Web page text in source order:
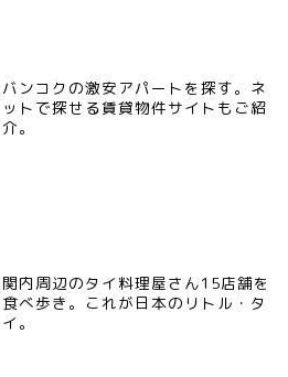
バンコクの激安アパートを探す。ネ
ットで探せる賃貸物件サイトもご紹
介。
関内周辺のタイ料理屋さん15店舗を
食べ歩き。これが日本のリトル・タ
イ。